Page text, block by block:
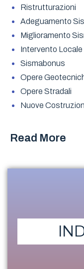
Ristrutturazioni
Adeguamento
Miglioramento
Intervento Locale
Sismabonus
Opere
Opere Stradali
Nuove
Read More